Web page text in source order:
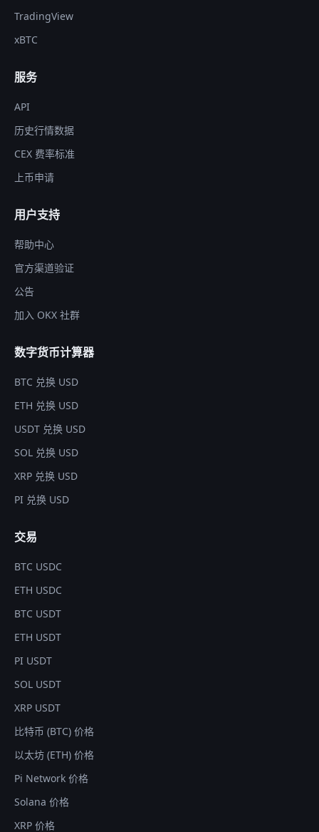
TradingView
xBTC
服务
API
历史行情数据
CEX 费率标准
上币申请
用户支持
帮助中心
官方渠道验证
公告
加入 OKX 社群
数字货币计算器
BTC 兑换 USD
ETH 兑换 USD
USDT 兑换 USD
SOL 兑换 USD
XRP 兑换 USD
PI 兑换 USD
交易
BTC USDC
ETH USDC
BTC USDT
ETH USDT
PI USDT
SOL USDT
XRP USDT
比特币 (BTC) 价格
以太坊 (ETH) 价格
Pi Network 价格
Solana 价格
XRP 价格